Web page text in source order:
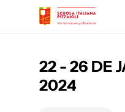
22 - 26 DE
2024